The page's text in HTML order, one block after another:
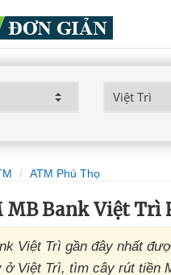
ATM Phú Thọ
MB Bank Việt Trì
Việt Trì gần đây nhất
ở Việt Trì, tìm cây rút tiền